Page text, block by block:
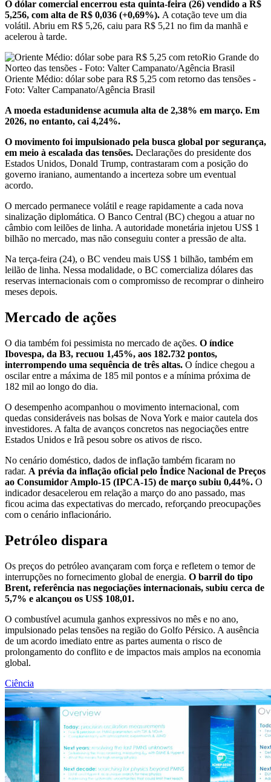
O dólar comercial encerrou esta quinta-feira (26) vendido a R$
5,256, com alta de R$ 0,036 (+0,69%). A cotação teve um dia
volátil. Abriu em R$ 5,26, caiu para R$ 5,21 no fim da manhã e
acelerou à tarde.
Oriente Médio: dólar sobe para R$ 5,25 com retorno das tensões -
Foto: Valter Campanato/Agência Brasil
A moeda estadunidense acumula alta de 2,38% em março. Em
2026, no entanto, cai 4,24%.
O movimento foi impulsionado pela busca global por segurança,
em meio à escalada das tensões. Declarações do presidente dos
Estados Unidos, Donald Trump, contrastaram com a posição do
governo iraniano, aumentando a incerteza sobre um eventual
acordo.
O mercado permanece volátil e reage rapidamente a cada nova
sinalização diplomática. O Banco Central (BC) chegou a atuar no
câmbio com leilões de linha. A autoridade monetária injetou US$ 1
bilhão no mercado, mas não conseguiu conter a pressão de alta.
Na terça-feira (24), o BC vendeu mais US$ 1 bilhão, também em
leilão de linha. Nessa modalidade, o BC comercializa dólares das
reservas internacionais com o compromisso de recomprar o dinheiro
meses depois.
Mercado de ações
O dia também foi pessimista no mercado de ações. O índice
Ibovespa, da B3, recuou 1,45%, aos 182.732 pontos,
interrompendo uma sequência de três altas. O índice chegou a
oscilar entre a máxima de 185 mil pontos e a mínima próxima de
182 mil ao longo do dia.
O desempenho acompanhou o movimento internacional, com
quedas consideráveis nas bolsas de Nova York e maior cautela dos
investidores. A falta de avanços concretos nas negociações entre
Estados Unidos e Irã pesou sobre os ativos de risco.
No cenário doméstico, dados de inflação também ficaram no
radar. A prévia da inflação oficial pelo Índice Nacional de Preços
ao Consumidor Amplo-15 (IPCA-15) de março subiu 0,44%. O
indicador desacelerou em relação a março do ano passado, mas
ficou acima das expectativas do mercado, reforçando preocupações
com o cenário inflacionário.
Petróleo dispara
Os preços do petróleo avançaram com força e refletem o temor de
interrupções no fornecimento global de energia. O barril do tipo
Brent, referência nas negociações internacionais, subiu cerca de
5,7% e alcançou os US$ 108,01.
O combustível acumula ganhos expressivos no mês e no ano,
impulsionado pelas tensões na região do Golfo Pérsico. A ausência
de um acordo imediato entre as partes aumenta o risco de
prolongamento do conflito e de impactos mais amplos na economia
global.
Ciência